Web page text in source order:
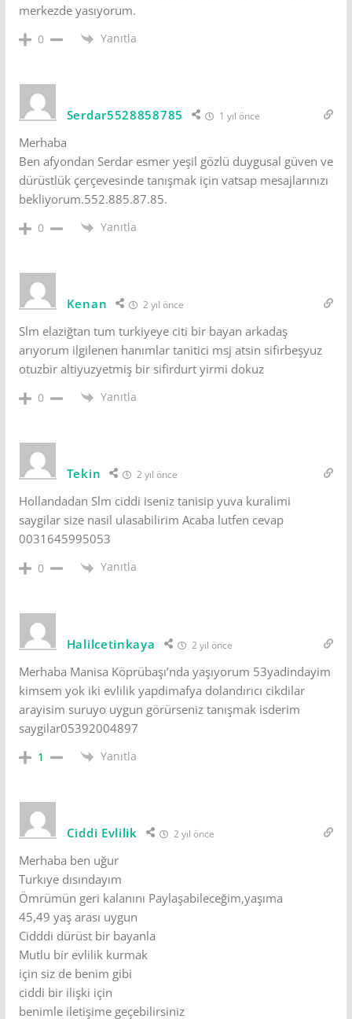
merkezde yasıyorum.
0 Yanıtla
Serdar5528858785 1 yıl önce
Merhaba
Ben afyondan Serdar esmer yeşil gözlü duygusal güven ve
dürüstlük çerçevesinde tanışmak için vatsap mesajlarınızı
bekliyorum.552.885.87.85.
0 Yanıtla
Kenan 2 yıl önce
Slm elaziğtan tum turkiyeye citi bir bayan arkadaş
arıyorum ilgilenen hanımlar tanitici msj atsin sifirbeşyuz
otuzbir altiyuzyetmiş bir sifirdurt yirmi dokuz
0 Yanıtla
Tekin 2 yıl önce
Hollandadan Slm ciddi iseniz tanisip yuva kuralimi
saygilar size nasil ulasabilirim Acaba lutfen cevap
0031645995053
0 Yanıtla
Halilcetinkaya 2 yıl önce
Merhaba Manisa Köprübaşı’nda yaşıyorum 53yadindayim
kimsem yok iki evlilik yapdimafya dolandırıcı cikdilar
arayisim suruyo uygun görürseniz tanışmak isderim
saygilar05392004897
1 Yanıtla
Ciddi Evlilik 2 yıl önce
Merhaba ben uğur
Turkıye dısındayım
Ömrümün geri kalanını Paylaşabileceğim,yaşıma
45,49 yaş arası uygun
Cidddi dürüst bir bayanla
Mutlu bir evlilik kurmak
için siz de benim gibi
ciddi bir ilişki için
benimle iletişime geçebilirsiniz